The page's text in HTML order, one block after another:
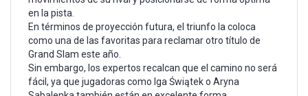
en la pista.
En términos de proyección futura, el triunfo la coloca
como una de las favoritas para reclamar otro título de
Grand Slam este año.
Sin embargo, los expertos recalcan que el camino no será
fácil, ya que jugadoras como Iga Świątek o Aryna